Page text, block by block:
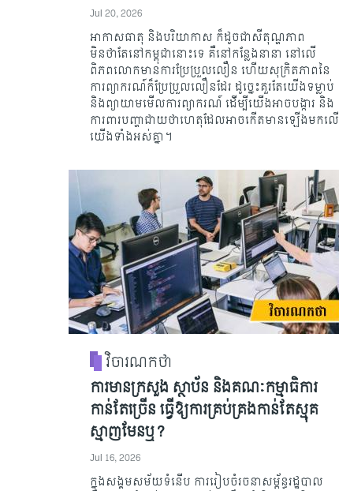
Jul 20, 2026
អាកាសធាតុ និងបរិយាកាស ក៏ដូចជាសីតុណ្ហភាព
មិនថាតែនៅកម្ពុជានោះទេ គឺនៅកន្លែងនានា នៅលើ
ពិភពលោកមានការប្រែប្រួលលឿន ហើយសុក្រិតភាពនៃ
ការព្យាករណ៍ក៏ប្រែប្រួលលឿនដែរ ដូច្នេះគួរតែយើងទម្លាប់
និងព្យាយាមមើលការព្យាករណ៍ ដើម្បីយើងអាចបង្ការ និង
ការពារបញ្ហាជាយថាហេតុដែលអាចកើតមានឡើងមកលើ
យើងទាំងអស់គ្នា។
វិចារណកថា
ការមានក្រសួង ស្ថាប័ន និងគណៈកម្មាធិការ
កាន់តែច្រើន ធ្វើឱ្យការគ្រប់គ្រងកាន់តែស្មុគ
ស្មាញមែនឬ?
Jul 16, 2026
ក្នុងសង្គមសម័យទំនើប ការរៀបចំរចនាសម្ព័ន្ធរដ្ឋបាល